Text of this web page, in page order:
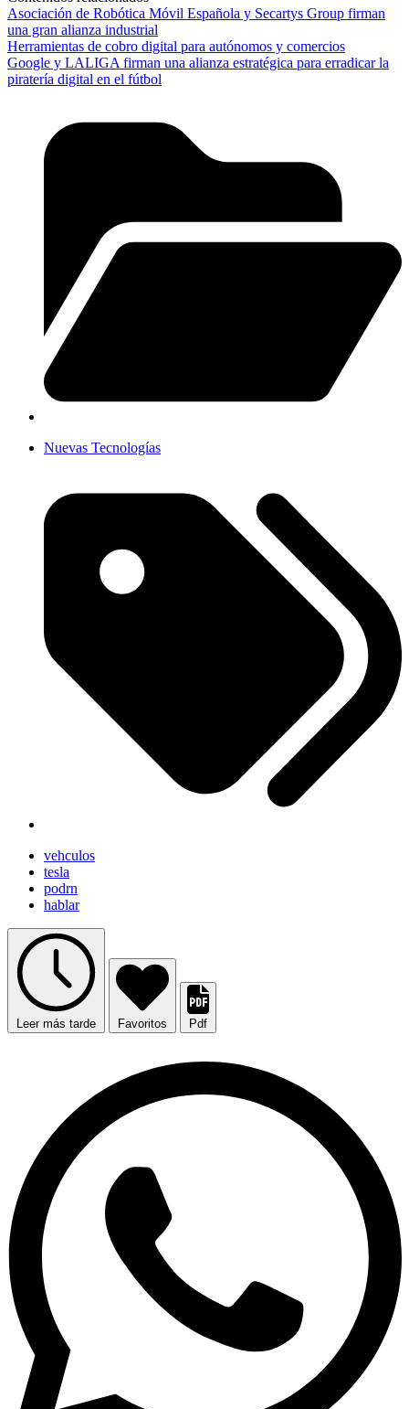
Asociación de Robótica Móvil Española y Secartys Group firman
una gran alianza industrial
Herramientas de cobro digital para autónomos y comercios
Google y LALIGA firman una alianza estratégica para erradicar la
piratería digital en el fútbol
Nuevas Tecnologías
vehculos
tesla
podrn
hablar
Leer más tarde Favoritos Pdf